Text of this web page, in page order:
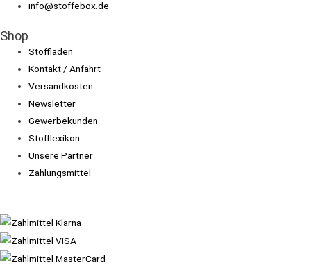
info@stoffebox.de
Shop
Stoffladen
Kontakt / Anfahrt
Versandkosten
Newsletter
Gewerbekunden
Stofflexikon
Unsere Partner
Zahlungsmittel